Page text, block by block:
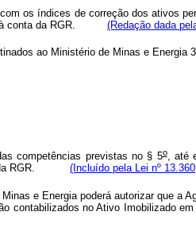
os índices de correção dos ativos
à conta da RGR. (Redação dada
ao Ministério de Minas e
competências previstas no § 5o, até
RGR.
(Incluído pela Lei nº
e Energia poderá autorizar que
contabilizados no Ativo Imobilizado